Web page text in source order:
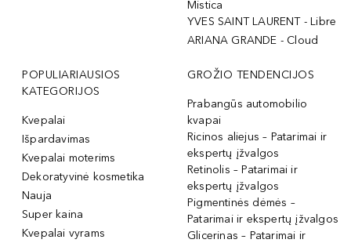
Mistica
YVES SAINT LAURENT - Libre
ARIANA GRANDE - Cloud
POPULIARIAUSIOS
KATEGORIJOS
Kvepalai
Išpardavimas
Kvepalai moterims
Dekoratyvinė kosmetika
Nauja
Super kaina
Kvepalai vyrams
GROŽIO TENDENCIJOS
Prabangūs automobilio
kvapai
Ricinos aliejus – Patarimai ir
ekspertų įžvalgos
Retinolis – Patarimai ir
ekspertų įžvalgos
Pigmentinės dėmės –
Patarimai ir ekspertų įžvalgos
Glicerinas – Patarimai ir